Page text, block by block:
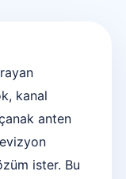
kanal
anten
ister. Bu